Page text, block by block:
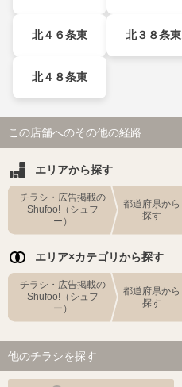
北４６条東 北３８条東
北４８条東
この店舗へのその他の経路
エリアから探す
チラシ・広告掲載の
Shufoo!（シュフ
ー）
都道府県から
探す
エリア×カテゴリから探す
チラシ・広告掲載の
Shufoo!（シュフ
ー）
都道府県から
探す
他のチラシを探す